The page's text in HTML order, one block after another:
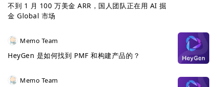
不到 1 月 100 万美金 ARR，国人团队正在用 AI 掘
金 Global 市场
Memo Team
HeyGen 是如何找到 PMF 和构建产品的？
Memo Team